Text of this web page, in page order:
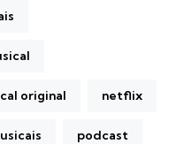
original netflix
podcast